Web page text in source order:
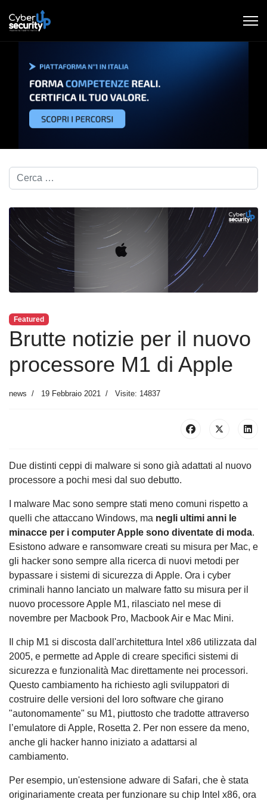
Cerca nel blog...
Featured
Brutte notizie per il nuovo
processore M1 di Apple
news 19 Febbraio 2021 Visite: 14837
Due distinti ceppi di malware si sono già adattati al nuovo
processore a pochi mesi dal suo debutto.
I malware Mac sono sempre stati meno comuni rispetto a
quelli che attaccano Windows, ma negli ultimi anni le
minacce per i computer Apple sono diventate di moda.
Esistono adware e ransomware creati su misura per Mac, e
gli hacker sono sempre alla ricerca di nuovi metodi per
bypassare i sistemi di sicurezza di Apple. Ora i cyber
criminali hanno lanciato un malware fatto su misura per il
nuovo processore Apple M1, rilasciato nel mese di
novembre per Macbook Pro, Macbook Air e Mac Mini.
Il chip M1 si discosta dall'architettura Intel x86 utilizzata dal
2005, e permette ad Apple di creare specifici sistemi di
sicurezza e funzionalità Mac direttamente nei processori.
Questo cambiamento ha richiesto agli sviluppatori di
costruire delle versioni del loro software che girano
"autonomamente" su M1, piuttosto che tradotte attraverso
l’emulatore di Apple, Rosetta 2. Per non essere da meno,
anche gli hacker hanno iniziato a adattarsi al
cambiamento.
Per esempio, un'estensione adware di Safari, che è stata
originariamente creata per funzionare su chip Intel x86, ora